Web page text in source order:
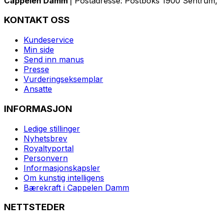
KONTAKT OSS
Kundeservice
Min side
Send inn manus
Presse
Vurderingseksemplar
Ansatte
INFORMASJON
Ledige stillinger
Nyhetsbrev
Royaltyportal
Personvern
Informasjonskapsler
Om kunstig intelligens
Bærekraft i Cappelen Damm
NETTSTEDER